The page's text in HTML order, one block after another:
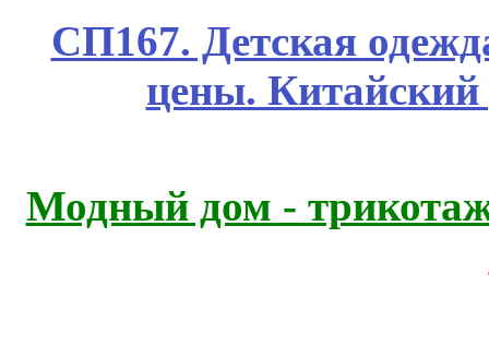
СП167. Детская
цены.
Модный дом -